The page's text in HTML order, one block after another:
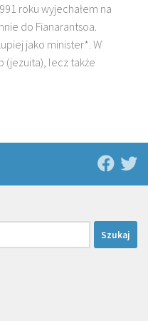
roku wyjechałem na
do Fianarantsoa.
jako minister*. W
(jezuita), lecz także